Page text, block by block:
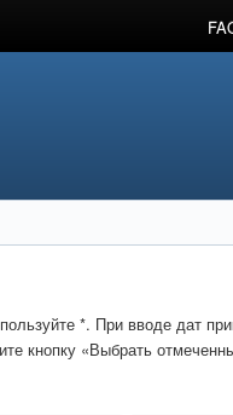
*. При вводе дат
кнопку «Выбрать